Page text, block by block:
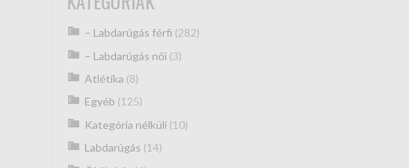
– Labdarúgás férfi (282)
– Labdarúgás női(3)
Atlétika (8)
Egyéb (125)
Kategória nélküli(10)
Labdarúgás (14)